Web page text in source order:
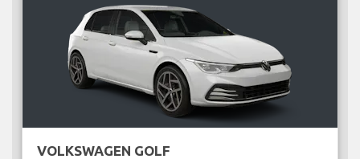
VOLKSWAGEN GOLF